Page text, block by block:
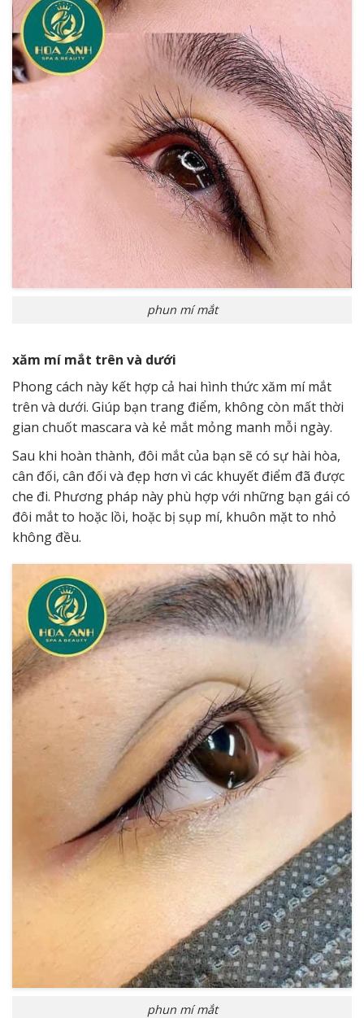
phun mí mắt
xăm mí mắt trên và dưới
Phong cách này kết hợp cả hai hình thức xăm mí mắt
trên và dưới. Giúp bạn trang điểm, không còn mất thời
gian chuốt mascara và kẻ mắt mỏng manh mỗi ngày.
Sau khi hoàn thành, đôi mắt của bạn sẽ có sự hài hòa,
cân đối, cân đối và đẹp hơn vì các khuyết điểm đã được
che đi. Phương pháp này phù hợp với những bạn gái có
đôi mắt to hoặc lồi, hoặc bị sụp mí, khuôn mặt to nhỏ
không đều.
phun mí mắt